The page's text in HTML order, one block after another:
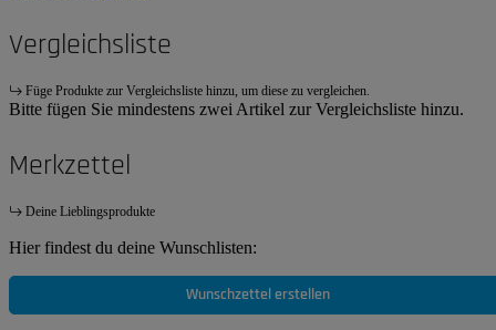
Vergleichsliste
Füge Produkte zur Vergleichsliste hinzu, um diese zu vergleichen.
Bitte fügen Sie mindestens zwei Artikel zur Vergleichsliste hinzu.
Merkzettel
Deine Lieblingsprodukte
Hier findest du deine Wunschlisten:
Wunschzettel erstellen